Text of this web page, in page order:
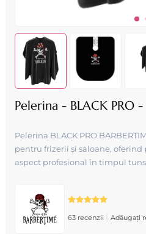
Pelerina - BLACK PRO -
Pelerina BLACK PRO
pentru frizerii și saloane, oferind
aspect profesional în timpul
63 recenzii Adăugați